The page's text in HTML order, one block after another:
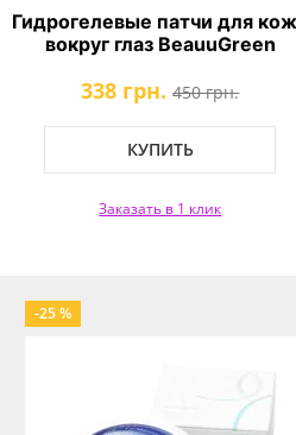
Гидрогелевые патчи для
вокруг глаз BeauuGreen
Eye Patch
338 грн. 450 грн.
КУПИТЬ
Заказать в 1 клик
-25 %